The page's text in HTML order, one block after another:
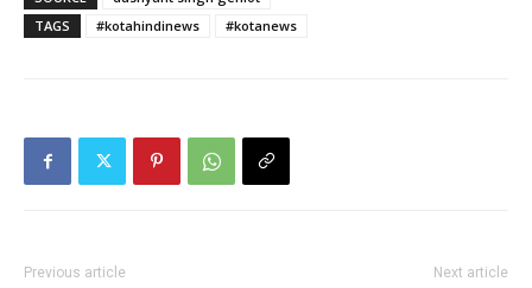
TAGS
#kotahindinews #kotanews
Previous article Next article